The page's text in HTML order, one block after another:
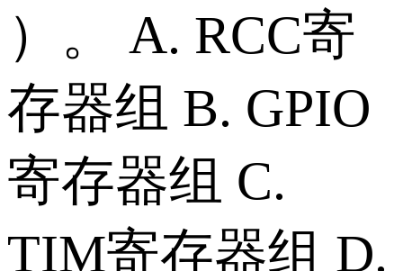
）。 A. RCC寄
存器组 B. GPIO
寄存器组 C.
TIM寄存器组 D.